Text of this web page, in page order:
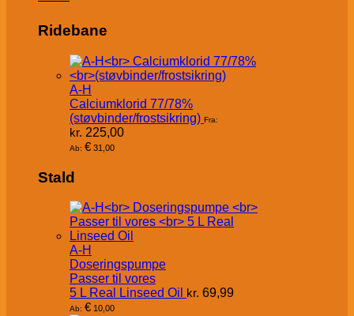
Ridebane
A-H
Calciumklorid 77/78%
(støvbinder/frostsikring) Fra:
kr. 225,00
Ab: € 31,00
Stald
A-H
Doseringspumpe
Passer til vores
5 L Real Linseed Oil kr. 69,99
Ab: € 10,00